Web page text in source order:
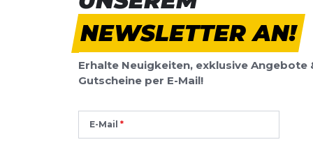
Überschrift
Überschrift
Rezension
Rezension
NEWSLETTER AN!
Erhalte Neuigkeiten, exklusive Angebote
Gutscheine per E-Mail!
E-Mail